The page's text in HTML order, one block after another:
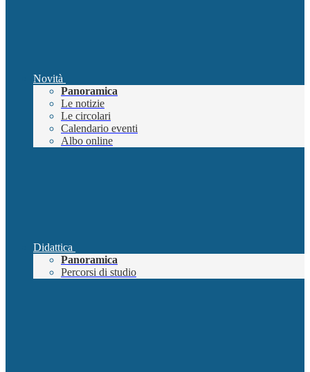
Novità
Panoramica
Le notizie
Le circolari
Calendario eventi
Albo online
Didattica
Panoramica
Percorsi di studio